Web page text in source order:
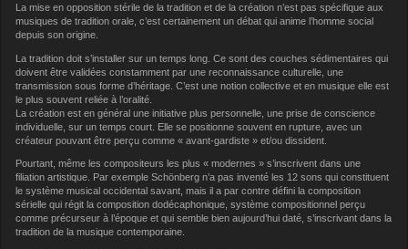
La mise en opposition stérile de la tradition et de la création n’est pas spécifique aux
musiques de tradition orale, c’est certainement un débat qui anime l’homme social
depuis son origine.
La tradition doit s’installer sur un temps long. Ce sont des couches sédimentaires qui
doivent être validées constamment par une reconnaissance culturelle, une
transmission sous forme d’héritage. C’est une notion collective et en musique elle est
le plus souvent reliée à l’oralité.
La création est en général une initiative plus personnelle, une prise de conscience
individuelle, sur un temps court. Elle se positionne souvent en rupture, avec un
créateur pouvant être perçu comme « avant-gardiste » et/ou dissident.
Pourtant, même les compositeurs les plus « modernes » s’inscrivent dans une
filiation artistique. Par exemple Schönberg n’a pas inventé les 12 sons qui constituent
le système musical occidental savant, mais il a par contre défini la composition
sérielle qui régit la composition dodécaphonique, système compositionnel perçu
comme précurseur à l’époque et qui semble bien aujourd’hui daté, s’inscrivant dans la
tradition de la musique contemporaine.